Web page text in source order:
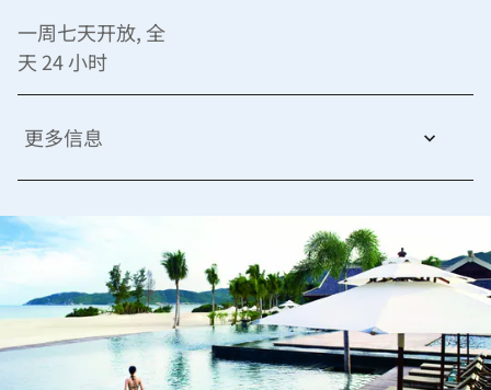
一周七天开放, 全
天 24 小时
更多信息